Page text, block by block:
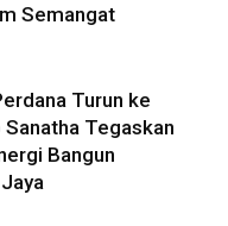
Semangat
Turun ke
Sanatha Tegaskan
Bangun